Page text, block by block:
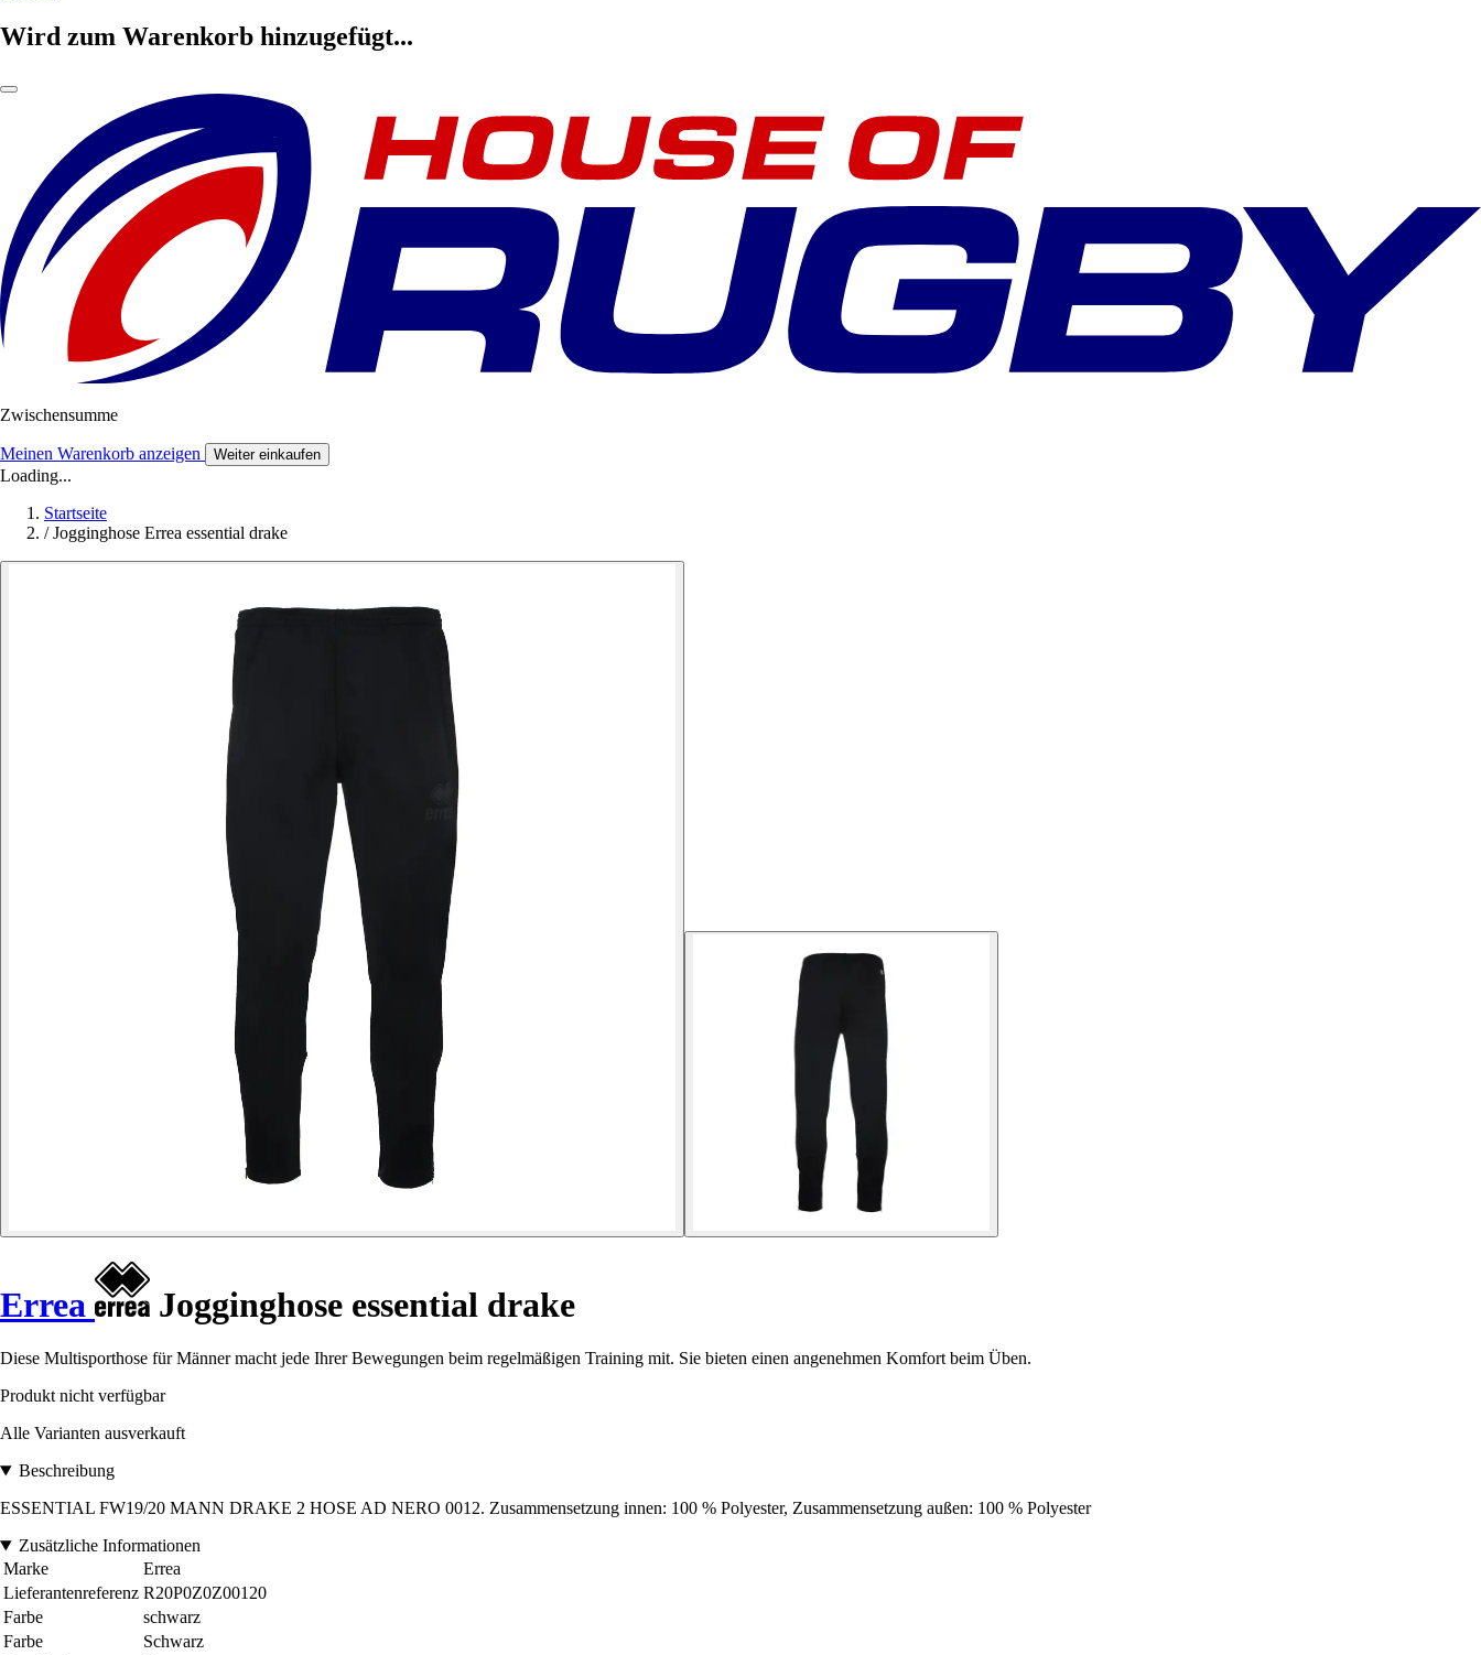
Wird zum Warenkorb hinzugefügt...
Zwischensumme
Meinen Warenkorb anzeigen Weiter einkaufen
Loading...
Startseite
/ Jogginghose Errea essential drake
Errea Jogginghose essential drake
Diese Multisporthose für Männer macht jede Ihrer Bewegungen beim regelmäßigen Training mit. Sie bieten einen angenehmen Komfort beim Üben.
Produkt nicht verfügbar
Alle Varianten ausverkauft
Beschreibung
ESSENTIAL FW19/20 MANN DRAKE 2 HOSE AD NERO 0012. Zusammensetzung innen: 100 % Polyester, Zusammensetzung außen: 100 % Polyester
Zusätzliche Informationen
Marke
Errea
Lieferantenreferenz R20P0Z0Z00120
Farbe
schwarz
Farbe
Schwarz